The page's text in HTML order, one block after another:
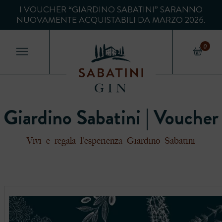
I VOUCHER “GIARDINO SABATINI” SARANNO
NUOVAMENTE ACQUISTABILI DA MARZO 2026.
0
Giardino Sabatini | Voucher
Vivi e regala l'esperienza Giardino Sabatini